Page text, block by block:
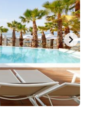
to
get
the
keyboard
shortcuts
for